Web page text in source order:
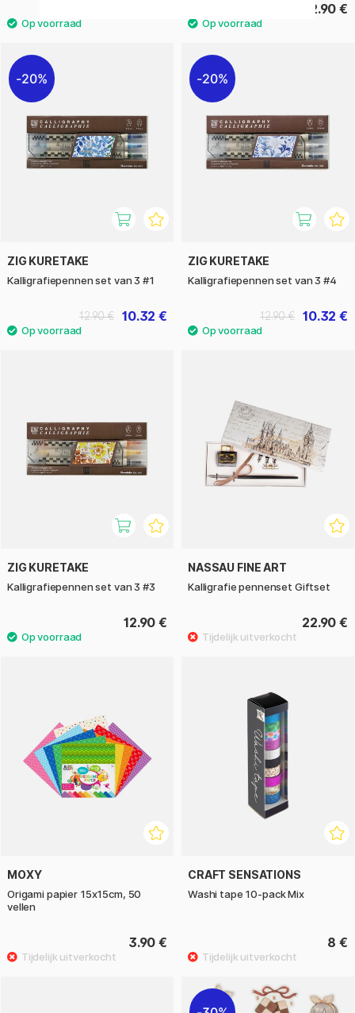
2.90 €
20%
ZIG KURETAKE
Kalligrafiepennen set van 3 #1
10.32 €
12.90 €
20%
ZIG KURETAKE
Kalligrafiepennen set van 3 #4
10.32 €
12.90 €
ZIG KURETAKE
Kalligrafiepennen set van 3 #3
12.90 €
NASSAU FINE ART
Kalligrafie pennenset Giftset
22.90 €
MOXY
Origami papier 15x15cm, 50
vellen
3.90 €
CRAFT SENSATIONS
Washi tape 10-pack Mix
8 €